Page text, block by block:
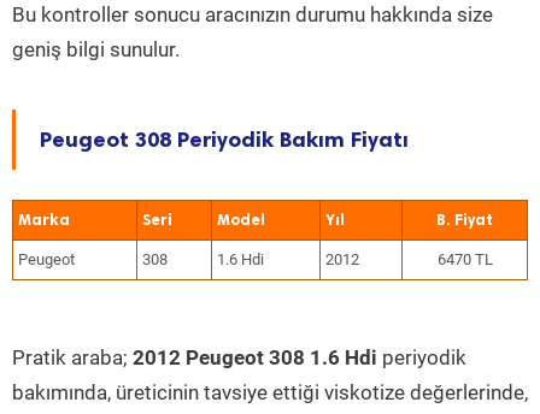
Bu kontroller sonucu aracınızın durumu hakkında size
geniş bilgi sunulur.
Peugeot 308 Periyodik Bakım Fiyatı
Marka Seri Model Yıl
Peugeot 308 1.6 Hdi 2012 6470 TL
Pratik araba; 2012 Peugeot 308 1.6 Hdi periyodik
bakımında, üreticinin tavsiye ettiği viskotize değerlerinde,